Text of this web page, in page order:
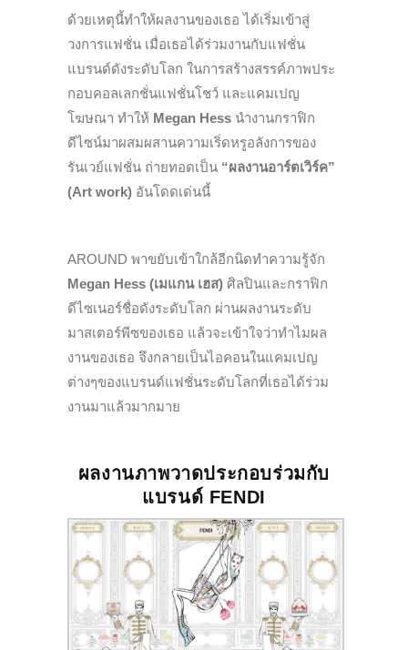
ด้วยเหตุนี้ทำให้ผลงานของเธอ ได้เริ่มเข้าสู่
วงการแฟชั่น เมื่อเธอได้ร่วมงานกับแฟชั่น
แบรนด์ดังระดับโลก ในการสร้างสรรค์ภาพประ
กอบคอลเลกชั่นแฟชั่นโชว์ และแคมเปญ
โฆษณา ทำให้ Megan Hess นำงานกราฟิก
ดีไซน์มาผสมผสานความเริ่ดหรูอลังการของ
รันเวย์แฟชั่น ถ่ายทอดเป็น “ผลงานอาร์ตเวิร์ค”
(Art work) อันโดดเด่นนี้
AROUND พาขยับเข้าใกล้อีกนิดทำความรู้จัก
Megan Hess (เมแกน เฮส) ศิลปินและกราฟิก
ดีไซเนอร์ชื่อดังระดับโลก ผ่านผลงานระดับ
มาสเตอร์พีซของเธอ แล้วจะเข้าใจว่าทำไมผล
งานของเธอ จึงกลายเป็นไอคอนในแคมเปญ
ต่างๆของแบรนด์แฟชั่นระดับโลกที่เธอได้ร่วม
งานมาแล้วมากมาย
ผลงานภาพวาดประกอบร่วมกับ
แบรนด์ FENDI